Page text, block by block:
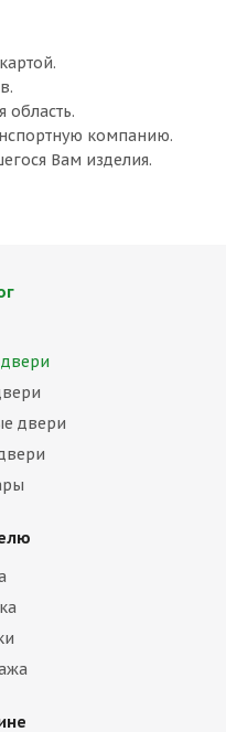
область.
компанию.
Вам изделия.
двери